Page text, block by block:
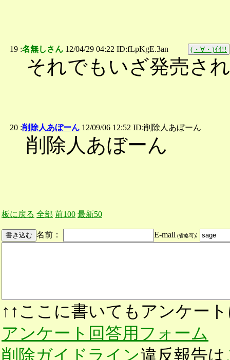
19 :名無しさん 12/04/29 04:22 ID:fLpKgE.3an (・∀・)ｲｲ!!
それでもいざ発売さ
20 :削除人あぼーん 12/09/06 12:52 ID:削除人あぼーん
削除人あぼーん
板に戻る 全部 前100 最新50
名前： E-mail (省略可):
↑↑ここに書いてもアンケー
アンケート回答用フォーム
削除ガイドライン違反報告は